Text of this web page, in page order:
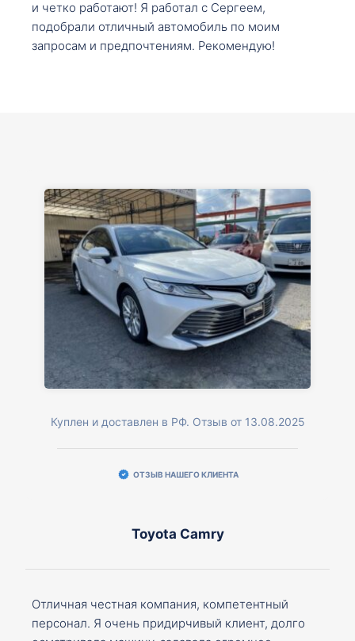
и четко работают! Я работал с Сергеем,
подобрали отличный автомобиль по моим
запросам и предпочтениям. Рекомендую!
Куплен и доставлен в РФ. Отзыв от 13.08.2025
ОТЗЫВ НАШЕГО КЛИЕНТА
Toyota Camry
Отличная честная компания, компетентный
персонал. Я очень придирчивый клиент, долго